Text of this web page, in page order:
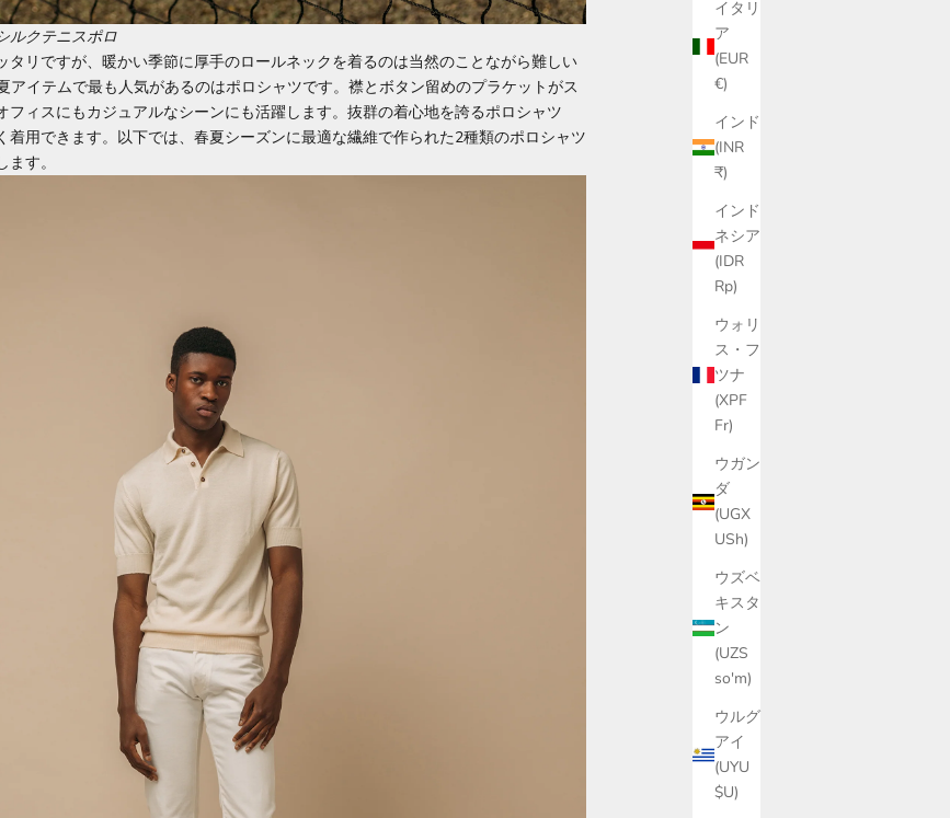
イタリ
ア
(EUR
€)
インド
(INR
₹)
インド
ネシア
(IDR
Rp)
ウォリ
ス・フ
ツナ
(XPF
Fr)
ウガン
ダ
(UGX
USh)
ウズベ
キスタ
ン
(UZS
so'm)
ウルグ
アイ
(UYU
$U)
ルクテニスポロ
タリですが、暖かい季節に厚手のロールネックを着るのは当然のことながら難しい
アイテムで最も人気があるのはポロシャツです。襟とボタン留めのプラケットがス
フィスにもカジュアルなシーンにも活躍します。抜群の着心地を誇るポロシャツ
着用できます。以下では、春夏シーズンに最適な繊維で作られた2種類のポロシャツ
す。